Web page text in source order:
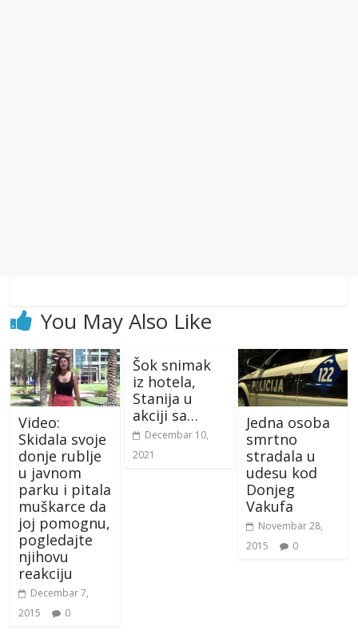
You May Also Like
Video:
Skidala svoje
donje rublje
u javnom
parku i pitala
muškarce da
joj pomognu,
pogledajte
njihovu
reakciju
Decembar 7,
2015
0
Šok snimak
iz hotela,
Stanija u
akciji sa…
Decembar 10,
2021
Jedna osoba
smrtno
stradala u
udesu kod
Donjeg
Vakufa
Novembar 28,
2015
0